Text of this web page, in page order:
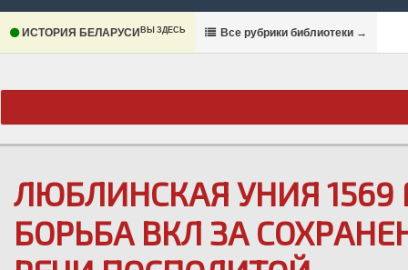
ИСТОРИЯ БЕЛАРУСИВЫ ЗДЕСЬ Все рубрики библиотеки →
ЛЮБЛИНСКАЯ УНИЯ 1569
БОРЬБА ВКЛ ЗА